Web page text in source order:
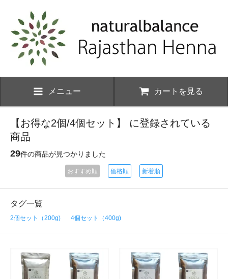
メニュー カートを見る
【お得な2個/4個セット】 に登録されている
商品
29件の商品が見つかりました
おすすめ順 価格順 新着順
タグ一覧
2個セット（200g) 4個セット（400g)